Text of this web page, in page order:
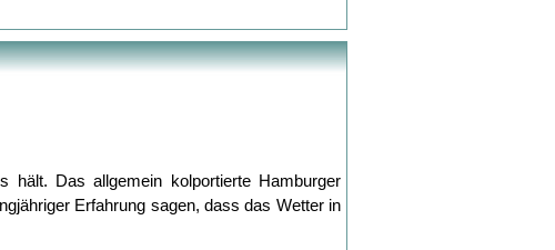
hält. Das allgemein kolportierte Hamburger
Erfahrung sagen, dass das Wetter in